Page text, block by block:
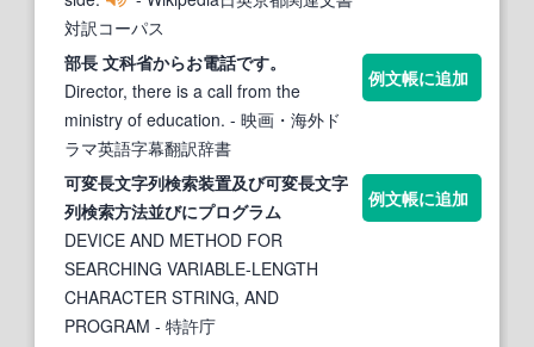
対訳コーパス
部長 文科省からお電話です。
Director, there is a call from the
ministry of education. - 映画・海外ド
ラマ英語字幕翻訳辞書
例文帳に追加
可変長文字列検索装置及び可変長文字
列検索方法並びにプログラム
DEVICE AND METHOD FOR
SEARCHING VARIABLE-LENGTH
CHARACTER STRING, AND
PROGRAM - 特許庁
例文帳に追加